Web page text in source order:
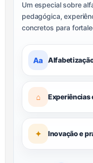
Um especial sobre
pedagógica,
concretos para
Aa
⌂ Experiências
✦ Inovação e